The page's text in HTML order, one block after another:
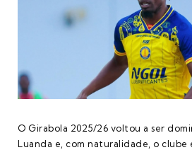
O Girabola 2025/26 voltou a ser
Luanda e, com naturalidade, o clube